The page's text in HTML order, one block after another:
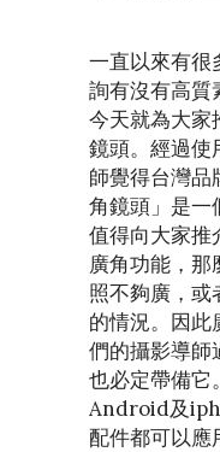
一直以來有很
詢有沒有高質
今天就為大家
鏡頭。經過使
師覺得台灣
角鏡頭」是一
值得向大家推
廣角功能，那
照不夠廣，或
的情況。因此
們的攝影導師
也必定帶備它。
Android及
配件都可以應